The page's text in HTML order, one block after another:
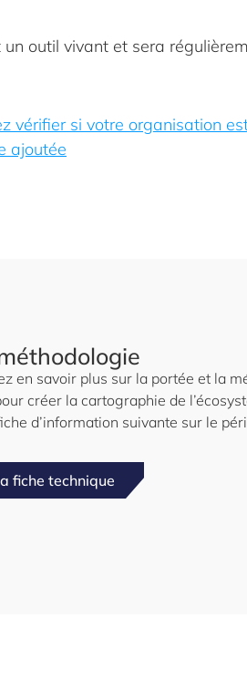
outil vivant et sera
vérifier si votre organisation
ajoutée
en savoir plus sur la portée et la
créer la cartographie de
d’information suivante sur le
fiche technique